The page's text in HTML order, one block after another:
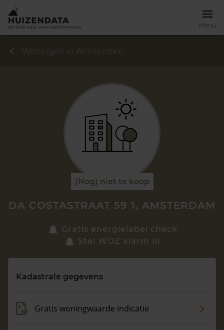
Menu
Zoek een woning
Maandag t/m vrijdag - 08:00 -18:00
Woningen in Amsterdam
(Nog) niet te koop
DA COSTASTRAAT 59 1, AMSTERDAM
Gratis energielabel check
Stel WOZ alarm in
Kadastrale gegevens
Gratis woningwaarde indicatie